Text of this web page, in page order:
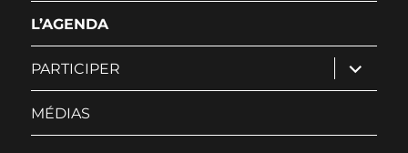
L’AGENDA
PARTICIPER ouvrir
le
sous-
MÉDIAS